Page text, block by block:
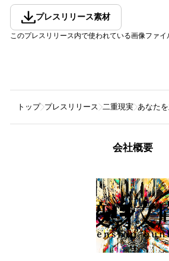
プレスリリース素材
このプレスリリース内で使われている画像ファ
トップ プレスリリース 二重現実 あなた
会社概要